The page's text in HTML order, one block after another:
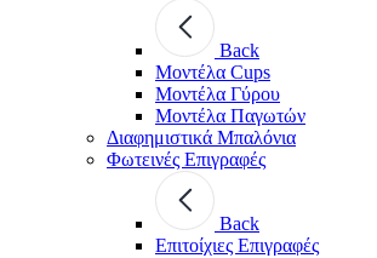
Back
Μοντέλα Cups
Μοντέλα Γύρου
Μοντέλα Παγωτών
Διαφημιστικά Μπαλόνια
Φωτεινές Επιγραφές
Back
Επιτοίχιες Επιγραφές